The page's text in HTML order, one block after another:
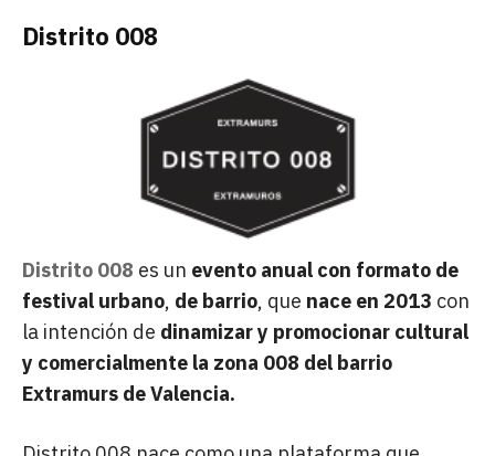
Distrito 008
Distrito 008 es un evento anual con formato de
festival urbano, de barrio, que nace en 2013 con
la intención de dinamizar y promocionar cultural
y comercialmente la zona 008 del barrio
Extramurs de Valencia.